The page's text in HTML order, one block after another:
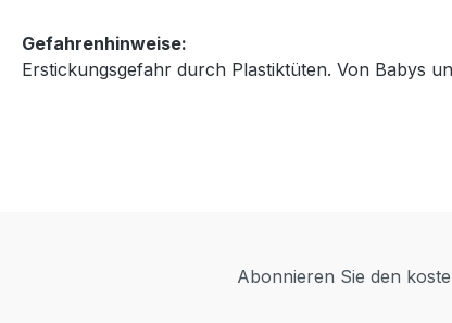
Gefahrenhinweise:
Erstickungsgefahr durch Plastiktüten. Von Babys
Abonnieren Sie den